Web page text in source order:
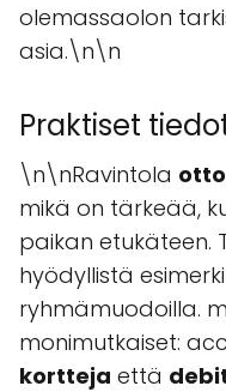
olemassaolon
asia.\n\n
Praktiset
\n\nRavintola
mikä on tärkeää,
paikan etukäteen.
hyödyllistä
ryhmämuodoilla.
monimutkaiset:
kortteja että